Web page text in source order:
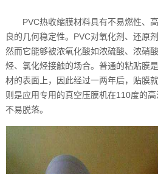
PVC热收缩膜材料具有不易燃性、高
良的几何稳定性。PVC对氧化剂、还原
然而它能够被浓氧化酸如浓硫酸、浓硝
烃、氯化烃接触的场合。普通的粘贴膜
材的表面上，因此经过一两年后，贴膜
则是应用专用的真空压膜机在110度的
不易脱落。